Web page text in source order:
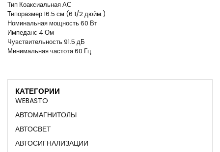
Тип Коаксиальная АС
Типоразмер 16.5 см (6 1/2 дюйм.)
Номинальная мощность 60 Вт
Импеданс 4 Ом
Чувствительность 91.5 дБ
Минимальная частота 60 Гц
КАТЕГОРИИ
WEBASTO
АВТОМАГНИТОЛЫ
АВТОСВЕТ
АВТОСИГНАЛИЗАЦИИ